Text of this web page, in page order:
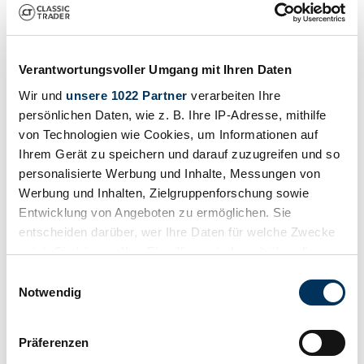
Verantwortungsvoller Umgang mit Ihren Daten
Wir und unsere 1022 Partner verarbeiten Ihre
persönlichen Daten, wie z. B. Ihre IP-Adresse, mithilfe
von Technologien wie Cookies, um Informationen auf
Ihrem Gerät zu speichern und darauf zuzugreifen und so
personalisierte Werbung und Inhalte, Messungen von
Werbung und Inhalten, Zielgruppenforschung sowie
Entwicklung von Angeboten zu ermöglichen. Sie
entscheiden darüber, wer Ihre Daten für welche Zwecke
nutzt. Sie können Ihre Einwilligung jederzeit über die
Trigger Symbol ändern oder widerrufen
Informationen über Ihre geografische Lage
Notwendig
Präferenzen
Dealer